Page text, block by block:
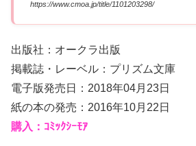
https://www.cmoa.jp/title/1101203298/
出版社：オークラ出版
掲載誌・レーベル：プリズム文庫
電子版発売日：2018年04月23日
紙の本の発売：2016年10月22日
購入：ｺﾐｯｸｼｰﾓｱ